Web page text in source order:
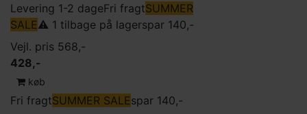
Levering 1-2 dageFri fragtSUMMER
SALE⚠️ 1 tilbage på lagerspar 140,-
Vejl. pris 568,-
428,-
køb
Fri fragtSUMMER SALEspar 140,-